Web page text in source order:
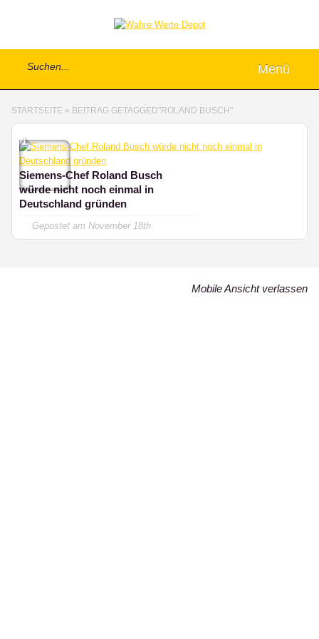
Menü
STARTSEITE » BEITRAG GETAGGED"ROLAND BUSCH"
1
Siemens-Chef Roland Busch
würde nicht noch einmal in
Deutschland gründen
Gepostet am November 18th
Mobile Ansicht verlassen